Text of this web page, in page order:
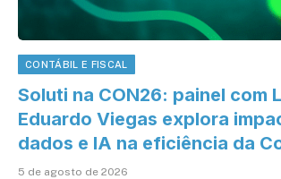
CONTÁBIL E FISCAL
Soluti na CON26: painel com
Eduardo Viegas explora
dados e IA na eficiência da
5 de agosto de 2026